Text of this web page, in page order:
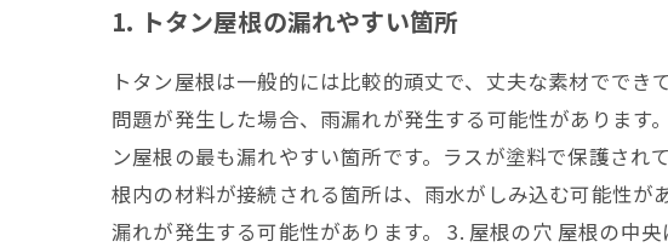
1. トタン屋根の漏れやすい箇所
トタン屋根は一般的には比較的頑丈で、丈夫な素材でで
問題が発生した場合、雨漏れが発生する可能性がありま
ン屋根の最も漏れやすい箇所です。ラスが塗料で保護さ
根内の材料が接続される箇所は、雨水がしみ込む可能性
漏れが発生する可能性があります。 3. 屋根の穴 屋根の中